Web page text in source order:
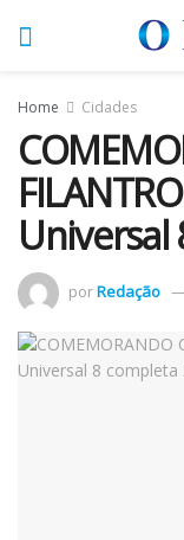
Home Cidades
Universal
porRedação